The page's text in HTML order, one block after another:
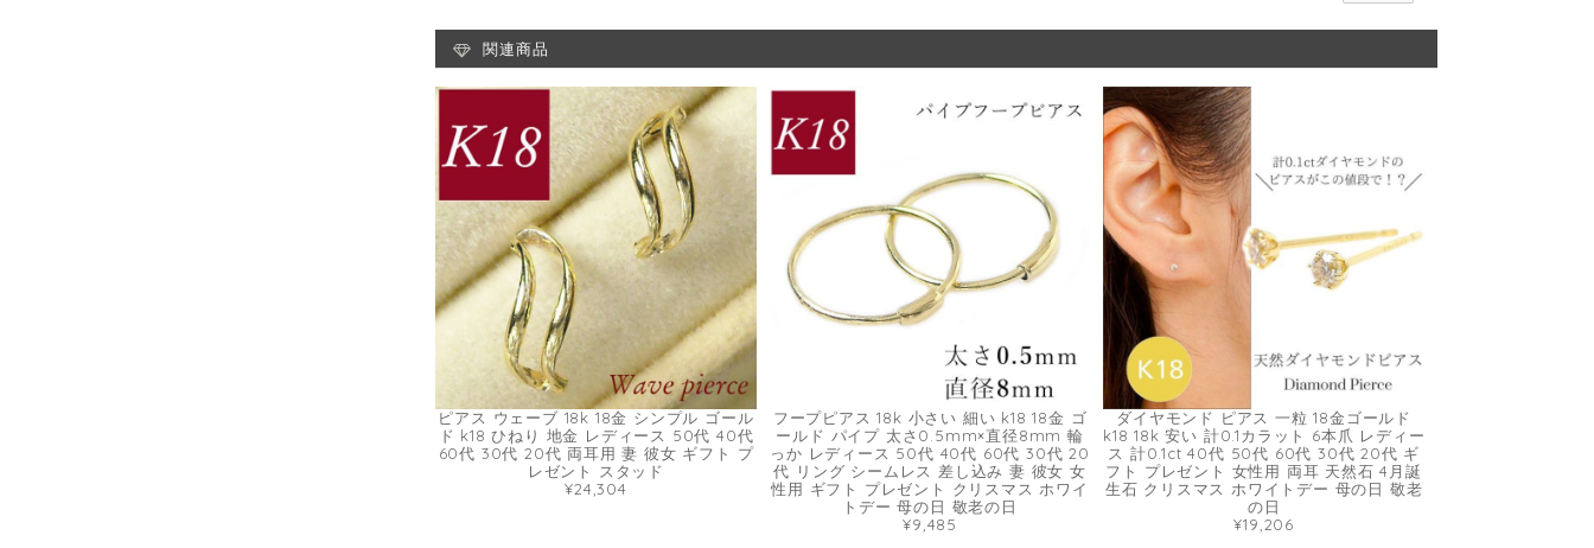
関連商品
ピアス ウェーブ 18k 18金 シンプル ゴール
ド k18 ひねり 地金 レディース 50代 40代
60代 30代 20代 両耳用 妻 彼女 ギフト プ
レゼント スタッド
¥24,304
フープピアス 18k 小さい 細い k18 18金 ゴ
ールド パイプ 太さ0.5mm×直径8mm 輪
っか レディース 50代 40代 60代 30代 20
代 リング シームレス 差し込み 妻 彼女 女
性用 ギフト プレゼント クリスマス ホワイ
トデー 母の日 敬老の日
¥9,485
ダイヤモンド ピアス 一粒 18金ゴールド
k18 18k 安い 計0.1カラット 6本爪 レディー
ス 計0.1ct 40代 50代 60代 30代 20代 ギ
フト プレゼント 女性用 両耳 天然石 4月誕
生石 クリスマス ホワイトデー 母の日 敬老
の日
¥19,206